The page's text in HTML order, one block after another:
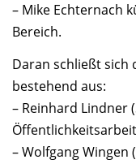
– Mike Echternach
Bereich.
Daran schließt sich
bestehend aus:
– Reinhard Lindner
– Wolfgang